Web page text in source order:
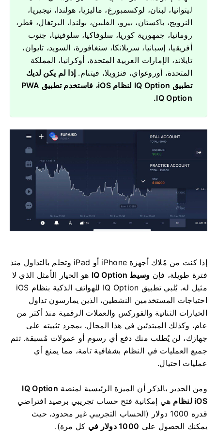
ليتوانيا، لبنان، لوكسمبورغ، ماليزيا، هولندا، نيجيريا،
النرويج، باكستان، بيرو، الفلبين، بولندا، البرتغال، قطر،
رومانيا، جمهورية كوريا، سلوفاكيا، سلوفينيا، جنوب
أفريقيا، إسبانيا، سريلانكا، سنغافورة، السويد، تايوان،
تايلاند، الإمارات العربية المتحدة، أوكرانيا، المملكة
المتحدة، أوروغواي، فنزويلا، فيتنام. إذا لم يكن لديك
تطبيق IQ Option لنظام iOS، فاستخدم تطبيق PWA
IQ Option.
إذا كنت من مُلاك أجهزة iPhone أو iPad وتحلم بالتداول منذ
فترة طويلة، فإن وسيط IQ Option
هو الخيار الأمثل الذي لا
مثيل له. يُلبي تطبيق IQ Option للهواتف الذكية بنظام iOS
احتياجات المستخدمين النشطين، الذين يمارسون تداول
الخيارات الثنائية والفوركس والعملات الرقمية منذ أكثر من
عام، وكذلك المبتدئين في هذا المجال. بمجرد تثبيته على
جهازك، لن يُطلب منك دفع أي رسوم أو عمولات مُسبقة. تتم
جميع العمليات في النظام بشفافية تامة، مما يمنع أي
عمليات احتيال.
ومن الجدير بالذكر أن الميزة الرئيسية لمنصة IQ Option
لنظام iOS
هي إمكانية فتح حساب تجريبي برصيد افتراضي
قدره 1000 دولار (الحساب التجريبي غير محدود، حيث
يمكنك الحصول على 1000 دولار في كل مرة).